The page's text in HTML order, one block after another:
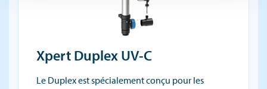
Xpert Duplex UV-C
Le Duplex est spécialement conçu pour les